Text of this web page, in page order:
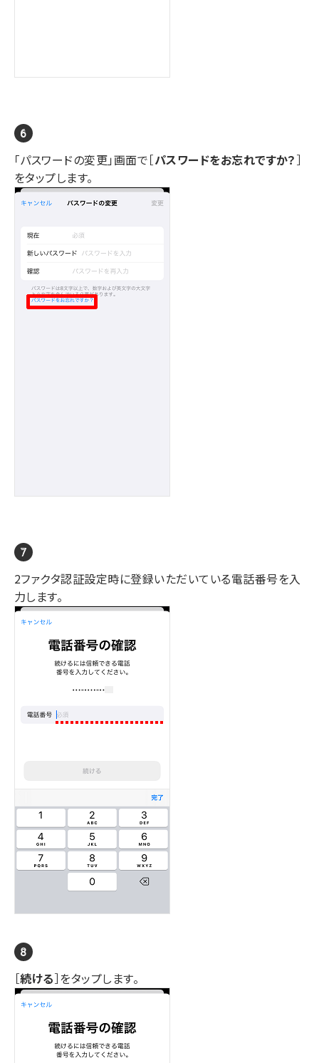
「パスワードの変更」画面で［パスワードをお忘れですか？］
をタップします。
2ファクタ認証設定時に登録いただいている電話番号を入
力します。
［続ける］をタップします。